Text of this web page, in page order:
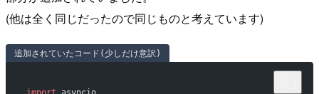
(他は全く同じだったので同じものと考えています)
追加されていたコード(少しだけ意訳)